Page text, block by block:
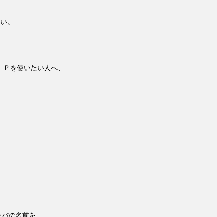
。
を使いたい人へ、
の名前を